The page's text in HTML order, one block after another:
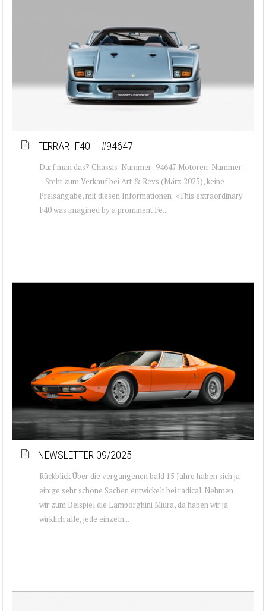
FERRARI F40 – #94647
Darf man das? Chassis-Nummer: 94647 Motoren-Nummer:
– Steht zum Verkauf bei Art & Revs (März 2025), keine
Preisangabe, mit diesen Informationen: «This extraordinary
F40 was imagined by a prominent Fe...
NEWSLETTER 09/2025
Rückblick Über die vergangenen bald 15 Jahre haben sich ja
einige sehr schöne Sachen entwickelt bei radical. Nehmen
wir zum Beispiel die Lamborghini Miura, da haben wir ja
wirklich alle, jede einzeln...